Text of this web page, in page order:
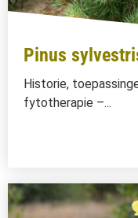
Pinus
Historie,
fytotherapie –...